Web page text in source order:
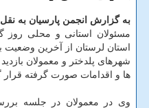
به گزارش انجمن پارسیان به نقل
استان لرستان از آخرین
شهرهای پلدختر و معمولان
ها و اقدامات صورت گرفته قرار
وی در معمولان در جلسه